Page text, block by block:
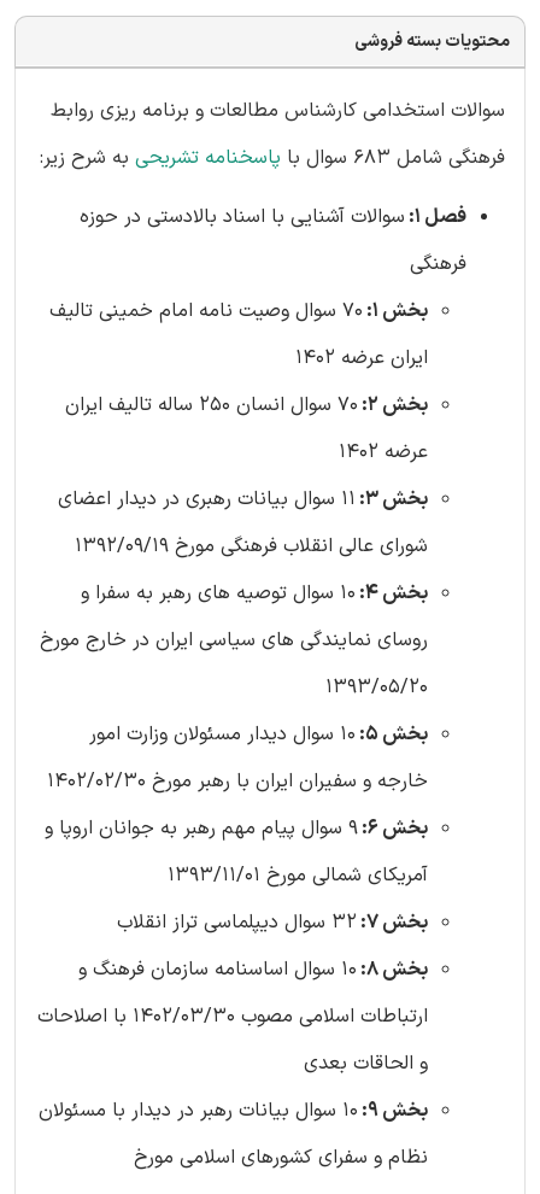
محتویات بسته فروشی
سوالات استخدامی کارشناس مطالعات و برنامه ریزی روابط
فرهنگی شامل 683 سوال با
پاسخنامه تشریحی به شرح زیر:
فصل 1:
سوالات آشنایی با اسناد بالادستی در حوزه
فرهنگی
بخش 1:
70 سوال وصیت نامه امام خمینی تالیف
ایران عرضه 1402
بخش 2:
70 سوال انسان 250 ساله تالیف ایران
عرضه 1402
بخش 3:
11 سوال بیانات رهبری در دیدار اعضای
شورای عالی انقلاب فرهنگی مورخ 1392/09/19
بخش 4:
10 سوال توصیه های رهبر به سفرا و
روسای نمایندگی های سیاسی ایران در خارج مورخ
1393/05/20
بخش 5:
10 سوال دیدار مسئولان وزارت امور
خارجه و سفیران ایران با رهبر مورخ 1402/02/30
بخش 6:
9 سوال پیام مهم رهبر به جوانان اروپا و
آمریکای شمالی مورخ 1393/11/01
بخش 7:
32 سوال دیپلماسی تراز انقلاب
بخش 8:
10 سوال اساسنامه سازمان فرهنگ و
ارتباطات اسلامی مصوب 1402/03/30 با اصلاحات
و الحاقات بعدی
بخش 9:
10 سوال بیانات رهبر در دیدار با مسئولان
نظام و سفرای کشورهای اسلامی مورخ